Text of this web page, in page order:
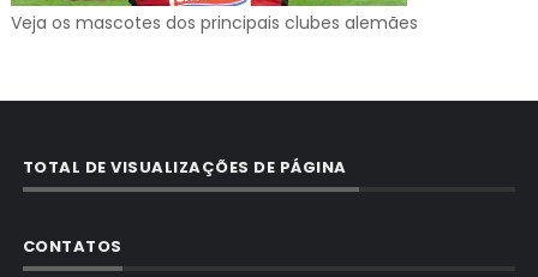
Veja os mascotes dos principais clubes alemães
TOTAL DE VISUALIZAÇÕES DE PÁGINA
CONTATOS